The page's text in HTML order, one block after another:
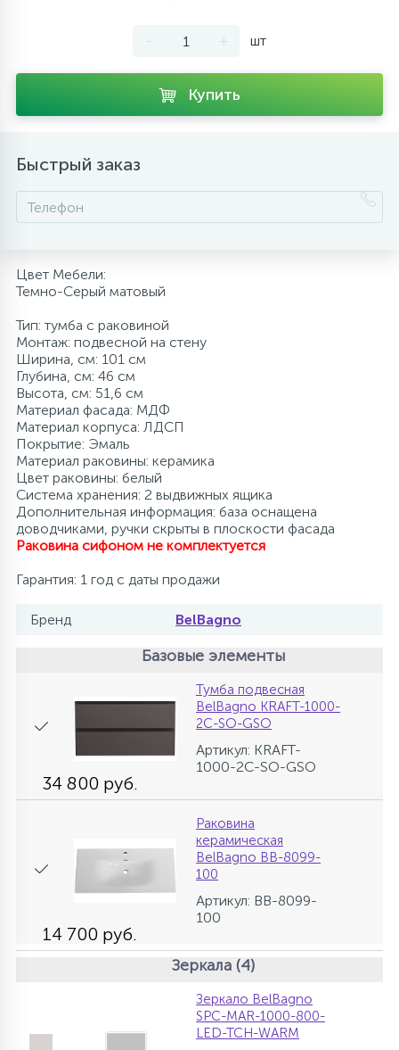
- + шт
Купить
Быстрый заказ
Цвет Мебели:
Темно-Серый матовый
Тип: тумба с раковиной
Монтаж: подвесной на стену
Ширина, см: 101 см
Глубина, см: 46 см
Высота, см: 51,6 см
Материал фасада: МДФ
Материал корпуса: ЛДСП
Покрытие: Эмаль
Материал раковины: керамика
Цвет раковины: белый
Система хранения: 2 выдвижных ящика
Дополнительная информация: база оснащена
доводчиками, ручки скрыты в плоскости фасада
Раковина сифоном не комплектуется
Гарантия: 1 год с даты продажи
Бренд BelBagno
Базовые элементы
Тумба подвесная
BelBagno KRAFT-1000-
2C-SO-GSO
Артикул: KRAFT-
1000-2C-SO-GSO
34 800 руб.
Раковина
керамическая
BelBagno BB-8099-
100
Артикул: BB-8099-
100
14 700 руб.
Зеркала (4)
Зеркало BelBagno
SPC-MAR-1000-800-
LED-TCH-WARM